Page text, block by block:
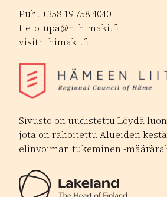
Puh. +358 19 758 4040
tietotupa@riihimaki.fi
visitriihimaki.fi
Sivusto on uudistettu Löydä
jota on rahoitettu Alueiden
elinvoiman tukeminen -